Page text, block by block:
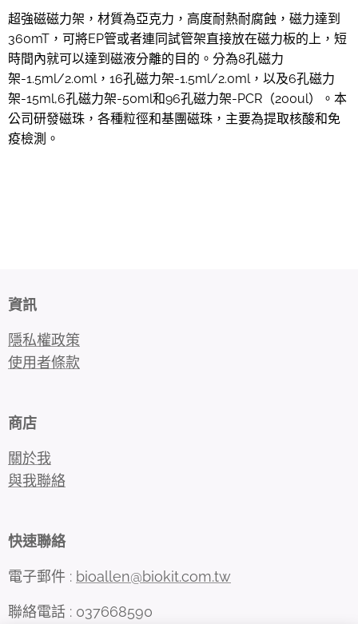
超強磁磁力架，材質為亞克力，高度耐熱耐腐蝕，磁力達到
360mT，可將EP管或者連同試管架直接放在磁力板的上，短
時間內就可以達到磁液分離的目的。分為8孔磁力
架-1.5ml/2.0ml，16孔磁力架-1.5ml/2.0ml，以及6孔磁力
架-15ml,6孔磁力架-50ml和96孔磁力架-PCR（200ul）。本
公司研發磁珠，各種粒徑和基團磁珠，主要為提取核酸和免
疫檢測。
資訊
隱私權政策
使用者條款
商店
關於我
與我聯絡
快速聯絡
電子郵件 : bioallen@biokit.com.tw
聯絡電話 : 037668590